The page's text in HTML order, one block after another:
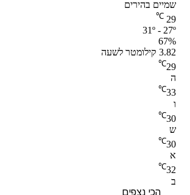
שמיים בהירים
29
℃
31º - 27º
67%
3.82 קילומטר לשעה
29
℃
ה
33
℃
ו
30
℃
ש
30
℃
א
32
℃
ב
הכי נצפים